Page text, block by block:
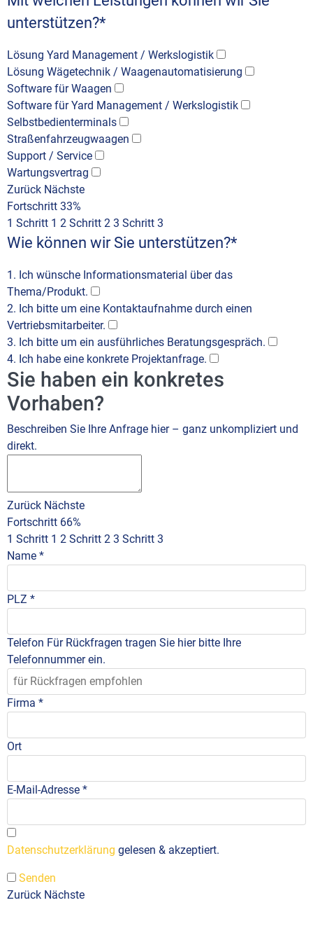
unterstützen?*
Lösung Yard Management / Werkslogistik
Lösung Wägetechnik / Waagenautomatisierung
Software für Waagen
Software für Yard Management / Werkslogistik
Selbstbedienterminals
Straßenfahrzeugwaagen
Support / Service
Wartungsvertrag
Zurück Nächste
Fortschritt 33%
1 Schritt 1 2 Schritt 2 3 Schritt 3
Wie können wir Sie unterstützen?*
1. Ich wünsche Informationsmaterial über das
Thema/Produkt.
2. Ich bitte um eine Kontaktaufnahme durch einen
Vertriebsmitarbeiter.
3. Ich bitte um ein ausführliches Beratungsgespräch.
4. Ich habe eine konkrete Projektanfrage.
Sie haben ein konkretes
Vorhaben?
Beschreiben Sie Ihre Anfrage hier – ganz unkompliziert und
direkt.
Zurück Nächste
Fortschritt 66%
1 Schritt 1 2 Schritt 2 3 Schritt 3
Name *
PLZ *
Telefon Für Rückfragen tragen Sie hier bitte Ihre
Telefonnummer ein.
Firma *
Ort
E-Mail-Adresse *
Datenschutzerklärung gelesen & akzeptiert.
Senden
Zurück Nächste